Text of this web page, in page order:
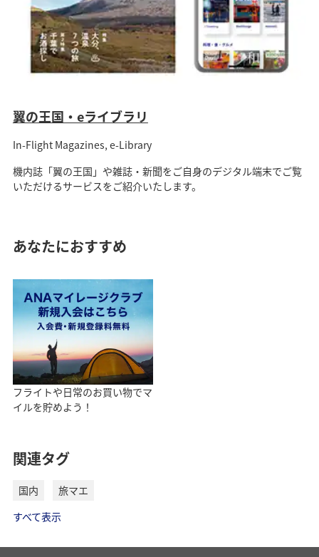
翼の王国・eライブラリ
In-Flight Magazines, e-Library
機内誌「翼の王国」や雑誌・新聞をご自身のデジタル端末でご覧
いただけるサービスをご紹介いたします。
あなたにおすすめ
フライトや日常のお買い物でマ
イルを貯めよう！
関連タグ
国内
旅マエ
すべて表示